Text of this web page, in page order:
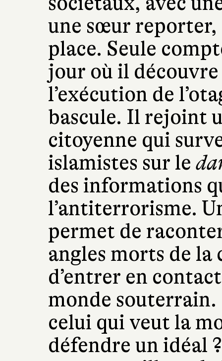
une sœur reporter,
place. Seule
jour où il découvre
l’exécution de
bascule. Il rejoint
citoyenne qui
islamistes sur le
des informations
l’antiterrorisme.
permet de
angles morts de
d’entrer en
monde
celui qui veut la
défendre un idéal